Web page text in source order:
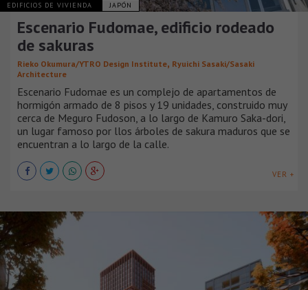
EDIFICIOS DE VIVIENDA JAPÓN
Escenario Fudomae, edificio rodeado
de sakuras
Rieko Okumura/YTRO Design Institute, Ryuichi Sasaki/Sasaki
Architecture
Escenario Fudomae es un complejo de apartamentos de
hormigón armado de 8 pisos y 19 unidades, construido muy
cerca de Meguro Fudoson, a lo largo de Kamuro Saka-dori,
un lugar famoso por llos árboles de sakura maduros que se
encuentran a lo largo de la calle.
VER +